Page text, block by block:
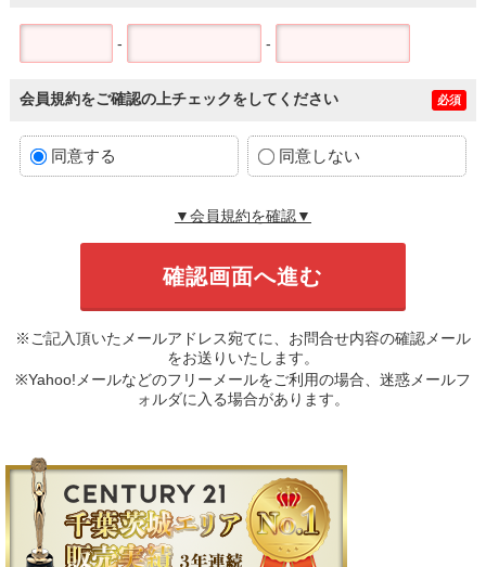
- -
会員規約をご確認の上チェックをしてください 必須
同意する 同意しない
▼会員規約を確認▼
※ご記入頂いたメールアドレス宛てに、お問合せ内容の確認メール
をお送りいたします。
※Yahoo!メールなどのフリーメールをご利用の場合、迷惑メールフ
ォルダに入る場合があります。